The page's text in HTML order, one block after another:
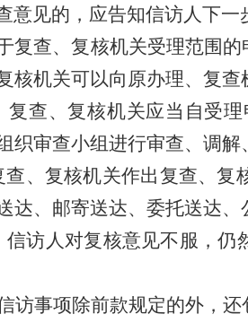
意见的，应告知信访人下
复查、复核机关受理范围
核机关可以向原办理、复
复查、复核机关应当自受
织审查小组进行审查、调
查、复核机关作出复查、复
达、邮寄送达、委托送达
信访人对复核意见不服，仍
访事项除前款规定的外，